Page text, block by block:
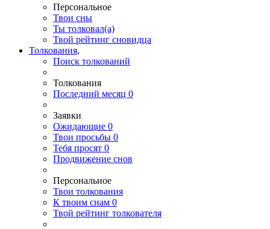
Персональное
Твои сны
Ты толковал(а)
Твой рейтинг сновидца
Толкования,
Поиск толкований
Толкования
Последний месяц 0
Заявки
Ожидающие 0
Твои просьбы 0
Тебя просят 0
Продвижение снов
Персональное
Твои толкования
К твоим снам 0
Твой рейтинг толкователя